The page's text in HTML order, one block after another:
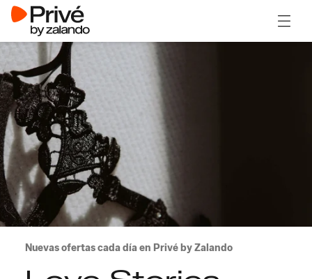
Nuevas ofertas cada día en Privé by Zalando